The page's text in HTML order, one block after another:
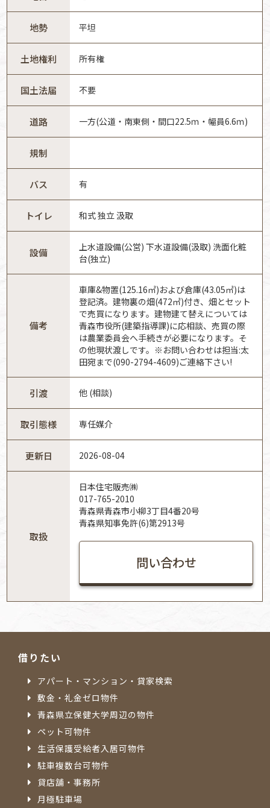
地勢 平坦
土地権利 所有権
国土法届 不要
道路 一方(公道・南東側・間口22.5ｍ・幅員6.6ｍ)
規制
バス 有
トイレ 和式 独立 汲取
設備
上水道設備(公営) 下水道設備(汲取) 洗面化粧
台(独立)
備考
車庫&物置(125.16㎡)および倉庫(43.05㎡)は
登記済。建物裏の畑(472㎡)付き、畑とセット
で売買になります。建物建て替えについては
青森市役所(建築指導課)に応相談、売買の際
は農業委員会へ手続きが必要になります。そ
の他現状渡しです。※お問い合わせは担当:太
田宛まで(090-2794-4609)ご連絡下さい!
引渡 他 (相談)
取引態様 専任媒介
更新日 2026-08-04
取扱
日本住宅販売㈱
017-765-2010
青森県青森市小柳3丁目4番20号
青森県知事免許(6)第2913号
問い合わせ
借りたい
アパート・マンション・貸家検索
敷金・礼金ゼロ物件
青森県立保健大学周辺の物件
ペット可物件
生活保護受給者入居可物件
駐車複数台可物件
貸店舗・事務所
月極駐車場